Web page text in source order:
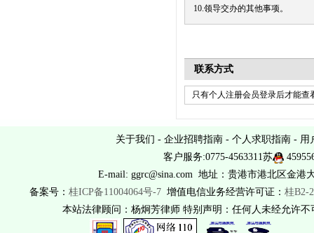
10.领导交办的其他事项。
联系方式
只有个人注册会员登录后才能查
关于我们 - 企业招聘指南 - 个人求职指南 - 用
客户服务:0775-4563311苏
E-mail: ggrc@sina.com 地址：贵港市港北区金港
备案号： 桂ICP备11004064号-7增值电信业务经营许可证： 桂B2-
本站法律顾问：杨炯芳律师 特别声明：任何人未经允许